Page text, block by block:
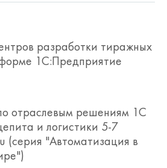
торговых объектов не
разработки тиражных
1С:Предприятие
отраслевым решениям 1С
и логистики 5-7
(серия "Автоматизация в